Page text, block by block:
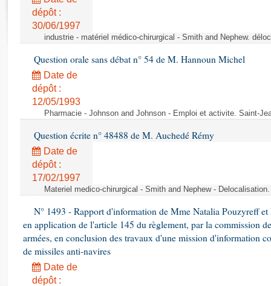
Rapports d'enquête
Rapports législatifs
Dossiers législatifs
Budget et sécurité sociale
Questions écrites et orales
dépôt :
30/06/1997
industrie - matériel médico-chirurgical - Smith and Nephew.
Question orale sans débat n° 54 de M. Hannoun Michel
Date de
dépôt :
12/05/1993
Pharmacie - Johnson and Johnson - Emploi et activite. Saint-
Question écrite n° 48488 de M. Auchedé Rémy
Date de
dépôt :
17/02/1997
Materiel medico-chirurgical - Smith and Nephew -
N° 1493 - Rapport d'information de Mme Natalia Pouzyreff
en application de l'article 145 du règlement, par la commission
armées, en conclusion des travaux d'une mission d'information
de missiles anti-navires
Date de
dépôt :